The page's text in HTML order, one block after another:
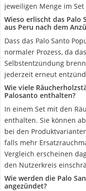
jeweiligen Menge im
Wieso erlischt das Palo
aus Peru nach dem
Dass das Palo Santo
normaler Prozess, da
Selbstentzündung
jederzeit erneut
Wie viele
Palosanto enthalten?
In einem Set mit den
enthalten. Sie können
bei den
falls mehr
Vergleich erscheinen
den Nutzerkreis
Wie werden die Palo
angezündet?